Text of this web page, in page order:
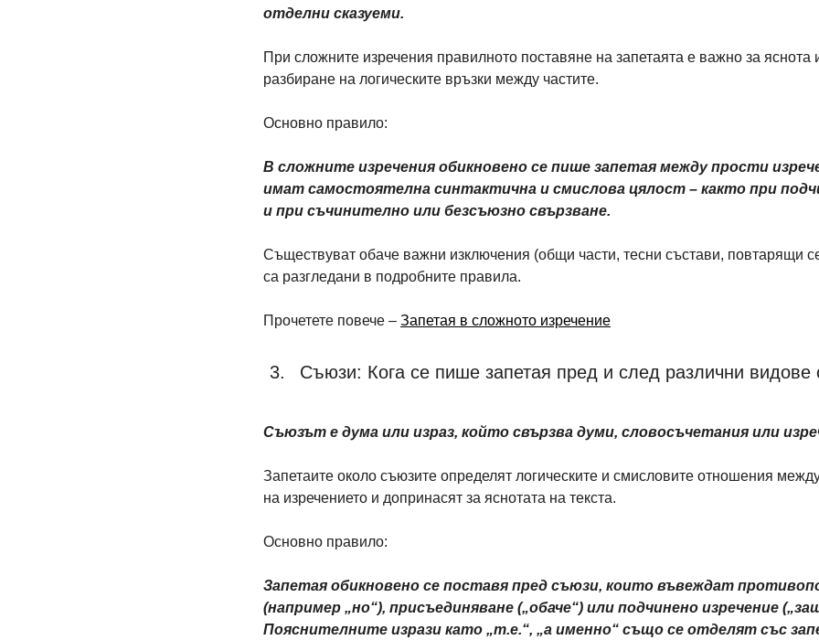
отделни сказуеми.
При сложните изречения правилното поставяне на запетаята е важно за яснота
разбиране на логическите връзки между частите.
Основно правило:
В сложните изречения обикновено се пише запетая между прости
имат самостоятелна синтактична и смислова цялост – както при
и при съчинително или безсъюзно свързване.
Съществуват обаче важни изключения (общи части, тесни състави, повтарящи
са разгледани в подробните правила.
Прочетете повече – Запетая в сложното изречение
Съюзи: Кога се пише запетая пред и след различни видове
Съюзът е дума или израз, който свързва думи, словосъчетания или
Запетаите около съюзите определят логическите и смисловите отношения
на изречението и допринасят за яснотата на текста.
Основно правило:
Запетая обикновено се поставя пред съюзи, които въвеждат
(например „но“), присъединяване („обаче“) или подчинено изречение
Пояснителните изрази като „т.е.“, „а именно“ също се отделят със